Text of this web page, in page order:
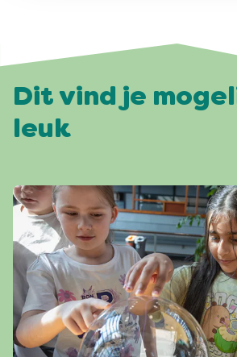
Dit vind je
leuk